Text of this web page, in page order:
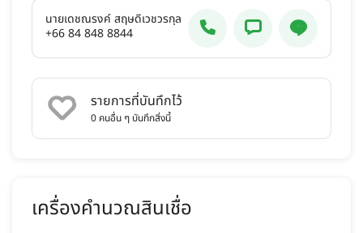
นายเดชณรงค์ สฤษดิ์เวชวรกุล
+66 84 848 8844
รายการที่บันทึกไว้
0 คนอื่น ๆ บันทึกสิ่งนี้
เครื่องคำนวณสินเชื่อ